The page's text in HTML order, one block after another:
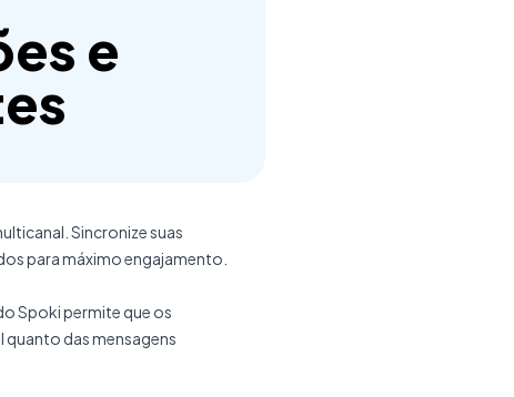
e
Sincronize suas
para máximo engajamento.
Spoki permite que os
das mensagens